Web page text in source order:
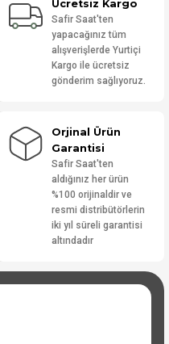
Ücretsiz Kargo
Safir Saat'ten
yapacağınız tüm
alışverişlerde Yurtiçi
Kargo ile ücretsiz
gönderim sağlıyoruz.
Orjinal Ürün
Garantisi
Safir Saat'ten
aldığınız her ürün
%100 orijinaldir ve
resmi distribütörlerin
iki yıl süreli garantisi
altındadır